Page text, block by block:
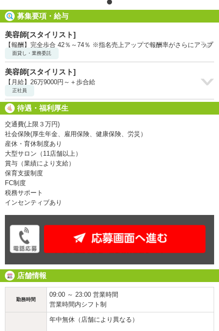
募集要項・給与
美容師[スタイリスト]
【報酬】完全歩合 42％～74％ ※指名売上アップで報酬率がさらにアップ
面貸し・業務委託
美容師[スタイリスト]
【月給】26万9000円～＋歩合給
正社員
待遇・福利厚生
交通費(上限３万円)
社会保険(厚生年金、雇用保険、健康保険、労災）
産休・育休制度あり
大型サロン（11店舗以上）
賞与（業績により支給）
保育支援制度
FC制度
税務サポート
インセンティブあり
店舗情報
勤務時間
09:00 ～ 23:00 営業時間
営業時間内シフト制
年中無休（店舗により異なる）